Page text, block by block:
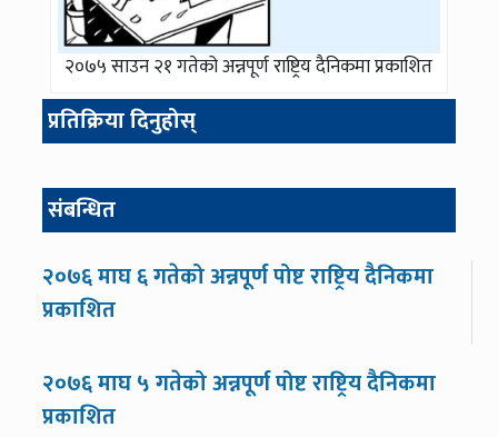
२०७५ साउन २१ गतेको अन्नपूर्ण राष्ट्रिय दैनिकमा प्रकाशित
प्रतिक्रिया दिनुहोस्
संबन्धित
२०७६ माघ ६ गतेको अन्नपूर्ण पोष्ट राष्ट्रिय दैनिकमा
प्रकाशित
२०७६ माघ ५ गतेको अन्नपूर्ण पोष्ट राष्ट्रिय दैनिकमा
प्रकाशित